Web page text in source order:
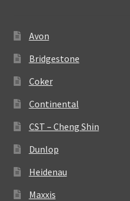
Avon
Bridgestone
Coker
Continental
CST – Cheng Shin
Dunlop
Heidenau
Maxxis